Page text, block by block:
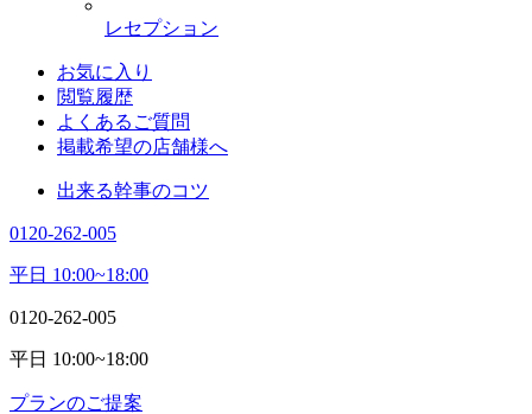
レセプション
お気に入り
閲覧履歴
よくあるご質問
掲載希望の店舗様へ
出来る幹事のコツ
0120-262-005
平日 10:00~18:00
0120-262-005
平日 10:00~18:00
プランのご提案